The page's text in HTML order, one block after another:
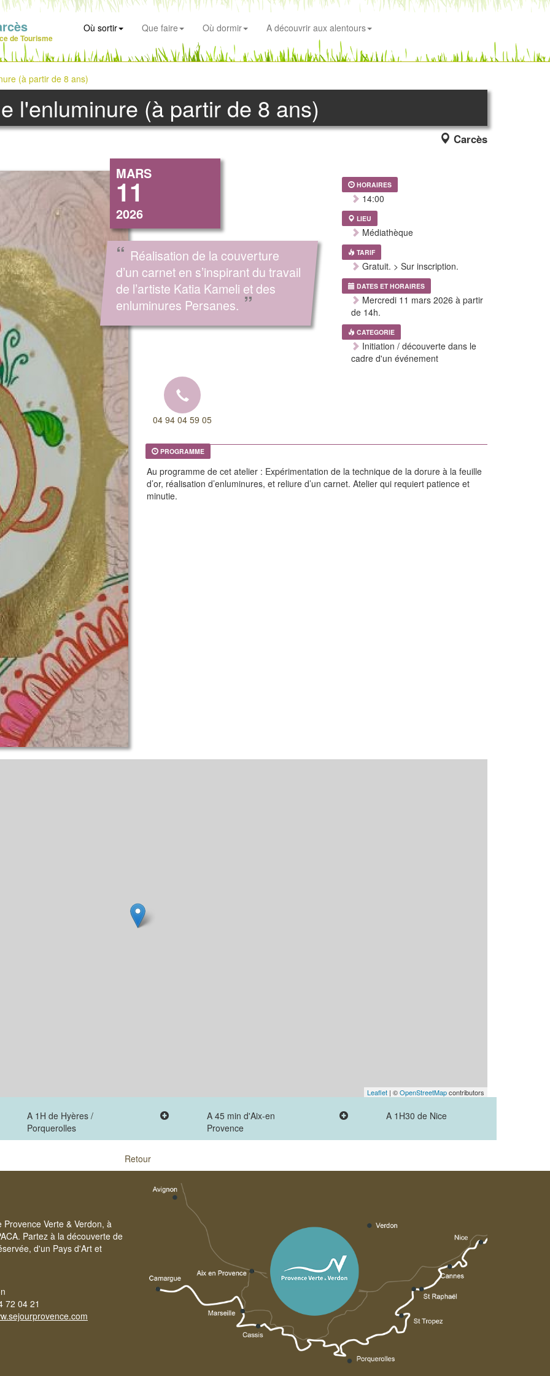
de Tourisme
Où sortir Que faire Où dormir A découvrir aux alentours
(à partir de 8 ans)
l'enluminure (à partir de 8 ans)
Carcès
MARS
11
2026
“ Réalisation de la couverture
d’un carnet en s’inspirant du travail
de l’artiste Katia Kameli et des
enluminures Persanes. ”
HORAIRES
14:00
LIEU
Médiathèque
TARIF
Gratuit. > Sur inscription.
DATES ET HORAIRES
Mercredi 11 mars 2026 à partir
de 14h.
CATEGORIE
Initiation / découverte dans le
cadre d'un événement
04 94 04 59 05
PROGRAMME
Au programme de cet atelier : Expérimentation de la technique de la dorure à la feuille
d’or, réalisation d’enluminures, et reliure d’un carnet. Atelier qui requiert patience et
minutie.
Leaflet | ©OpenStreetMapcontributors
A 1H de Hyères /
Porquerolles
A 45 min d'Aix-en
Provence
A 1H30 de Nice
Retour
Verte & Verdon, à
Partez à la découverte de
d'un Pays d'Art et
72 04 21